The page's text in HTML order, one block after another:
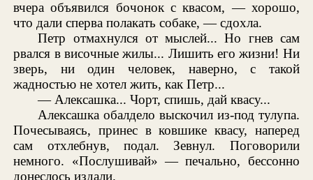
вчера объявился бочонок с квасом, — хорошо,
что дали сперва полакать собаке, — сдохла.
Петр отмахнулся от мыслей... Но гнев сам
рвался в височные жилы... Лишить его жизни! Ни
зверь, ни один человек, наверно, с такой
жадностью не хотел жить, как Петр...
— Алексашка... Чорт, спишь, дай квасу...
Алексашка обалдело выскочил из-под тулупа.
Почесываясь, принес в ковшике квасу, наперед
сам отхлебнув, подал. Зевнул. Поговорили
немного. «Послушивай» — печально, бессонно
донеслось издали.